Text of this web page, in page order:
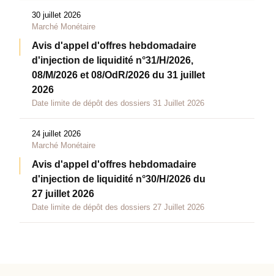
30 juillet 2026
Marché Monétaire
Avis d'appel d'offres hebdomadaire
d'injection de liquidité n°31/H/2026,
08/M/2026 et 08/OdR/2026 du 31 juillet
2026
Date limite de dépôt des dossiers 31 Juillet 2026
24 juillet 2026
Marché Monétaire
Avis d'appel d'offres hebdomadaire
d'injection de liquidité n°30/H/2026 du
27 juillet 2026
Date limite de dépôt des dossiers 27 Juillet 2026